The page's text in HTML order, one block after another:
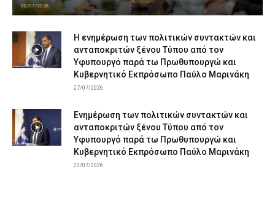
30/07/2026
Η ενημέρωση των πολιτικών συντακτών και
ανταποκριτών ξένου Τύπου από τον
Υφυπουργό παρά τω Πρωθυπουργώ και
Κυβερνητικό Εκπρόσωπο Παύλο Μαρινάκη
27/07/2026
Ενημέρωση των πολιτικών συντακτών και
ανταποκριτών ξένου Τύπου από τον
Υφυπουργό παρά τω Πρωθυπουργώ και
Κυβερνητικό Εκπρόσωπο Παύλο Μαρινάκη
23/07/2026